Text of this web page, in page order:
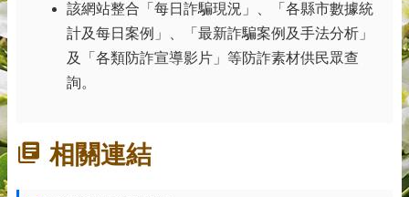
該網站整合「每日詐騙現況」、「各縣市數據統
計及每日案例」、「最新詐騙案例及手法分析」
及「各類防詐宣導影片」等防詐素材供民眾查
詢。
相關連結